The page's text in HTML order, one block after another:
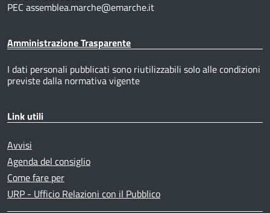
PEC assemblea.marche@emarche.it
Amministrazione Trasparente
I dati personali pubblicati sono riutilizzabili solo alle condizioni
previste dalla normativa vigente
Link utili
Avvisi
Agenda del consiglio
Come fare per
URP - Ufficio Relazioni con il Pubblico